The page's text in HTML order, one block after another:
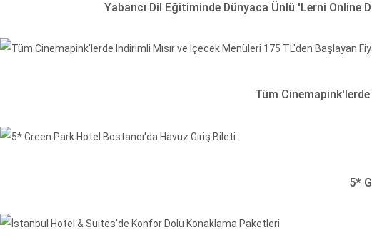
Yabancı Dil Eğitiminde Dünyaca Ünlü 'Lerni
Tüm
5*